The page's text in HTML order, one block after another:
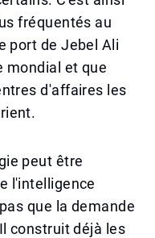
fréquentés au
port de Jebel Ali
mondial et que
d'affaires les
peut être
l'intelligence
que la demande
construit déjà les